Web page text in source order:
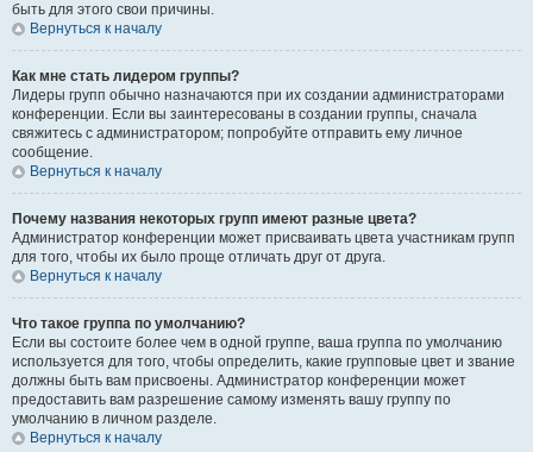
быть для этого свои причины.
Вернуться к началу
Как мне стать лидером группы?
Лидеры групп обычно назначаются при их создании администраторами
конференции. Если вы заинтересованы в создании группы, сначала
свяжитесь с администратором; попробуйте отправить ему личное
сообщение.
Вернуться к началу
Почему названия некоторых групп имеют разные цвета?
Администратор конференции может присваивать цвета участникам групп
для того, чтобы их было проще отличать друг от друга.
Вернуться к началу
Что такое группа по умолчанию?
Если вы состоите более чем в одной группе, ваша группа по умолчанию
используется для того, чтобы определить, какие групповые цвет и звание
должны быть вам присвоены. Администратор конференции может
предоставить вам разрешение самому изменять вашу группу по
умолчанию в личном разделе.
Вернуться к началу